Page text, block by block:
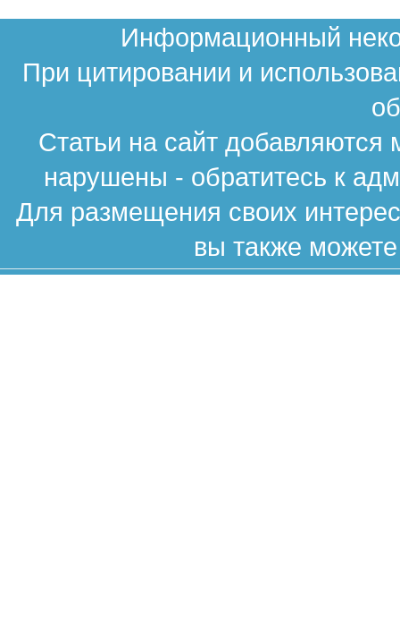
Информационный
При цитировании и
Статьи на сайт
нарушены - обратитесь к
Для размещения своих
вы также